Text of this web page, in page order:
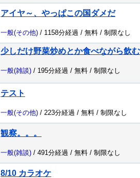
アイヤ～、やっぱこの国ダメだ
一般(その他) / 1158分経過 / 無料 / 制限なし
少しだけ野菜炒めとか食べながら飲
一般(雑談) / 195分経過 / 無料 / 制限なし
テスト
一般(その他) / 223分経過 / 無料 / 制限なし
観察。。。
一般(雑談) / 491分経過 / 無料 / 制限なし
8/10 カラオケ